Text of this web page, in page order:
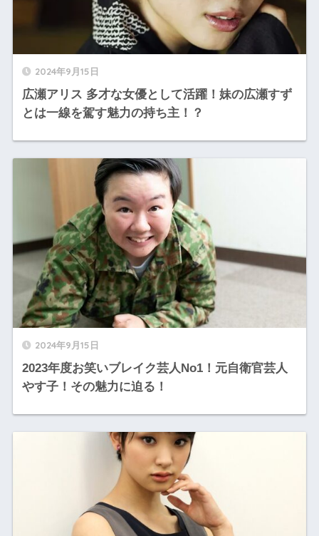
2024年9月15日
広瀬アリス 多才な女優として活躍！妹の広瀬すず
とは一線を駕す魅力の持ち主！？
2024年9月15日
2023年度お笑いブレイク芸人No1！元自衛官芸人
やす子！その魅力に迫る！